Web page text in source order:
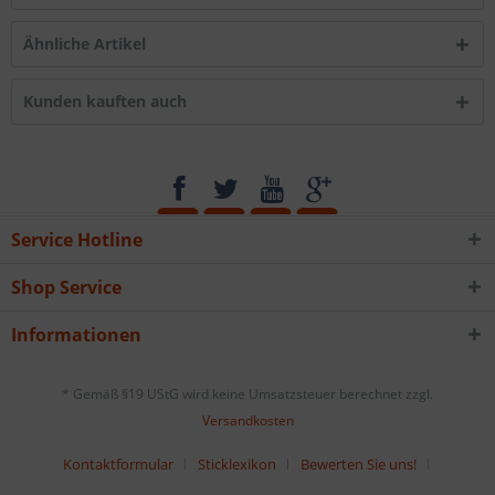
Ähnliche Artikel
Kunden kauften auch
Service Hotline
Shop Service
Informationen
* Gemäß §19 UStG wird keine Umsatzsteuer berechnet zzgl.
Versandkosten
Kontaktformular Sticklexikon
Bewerten Sie uns!